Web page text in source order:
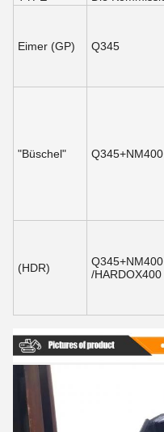
Eimer (GP) Q345
"Büschel" Q345+NM400
(HDR)
Q345+NM400
/HARDOX400